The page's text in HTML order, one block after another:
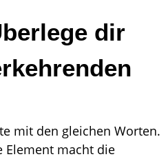
dir
mit den gleichen Worten.
Element macht die